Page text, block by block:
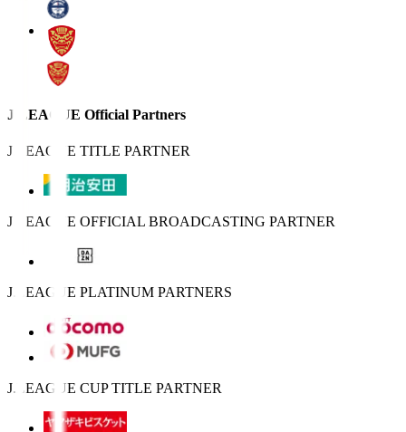
J.LEAGUE Official Partners
J.LEAGUE TITLE PARTNER
J.LEAGUE OFFICIAL BROADCASTING PARTNER
J.LEAGUE PLATINUM PARTNERS
J.LEAGUE CUP TITLE PARTNER